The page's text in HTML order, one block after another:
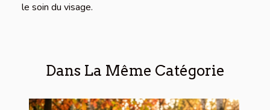
le soin du visage.
Dans La Même Catégorie